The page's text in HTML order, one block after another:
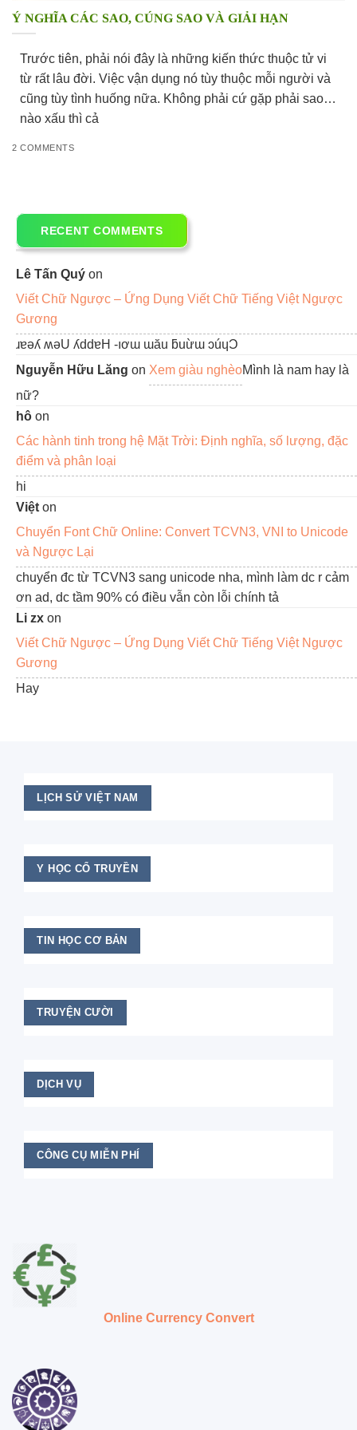
Ý NGHĨA CÁC SAO, CÚNG SAO VÀ GIẢI HẠN
Trước tiên, phải nói đây là những kiến thức thuộc tử vi
từ rất lâu đời. Việc vận dụng nó tùy thuộc mỗi người và
cũng tùy tình huống nữa. Không phải cứ gặp phải sao
nào xấu thì cả
2 COMMENTS
RECENT COMMENTS
Lê Tấn Quý on
Viết Chữ Ngược – Ứng Dụng Viết Chữ Tiếng Việt Ngược
Gương
ɹɐǝʎ ʍǝU ʎddɐH -ıơɯ ɯău ƃuừɯ ɔúɥƆ
Nguyễn Hữu Lăng on Xem giàu nghèoMình là nam hay là
nữ?
hô on
Các hành tinh trong hệ Mặt Trời: Định nghĩa, số lượng, đặc
điểm và phân loại
hi
Việt on
Chuyển Font Chữ Online: Convert TCVN3, VNI to Unicode
và Ngược Lại
chuyển đc từ TCVN3 sang unicode nha, mình làm dc r cảm
ơn ad, dc tầm 90% có điều vẫn còn lỗi chính tả
Li zx on
Viết Chữ Ngược – Ứng Dụng Viết Chữ Tiếng Việt Ngược
Gương
Hay
LỊCH SỬ VIỆT NAM
Y HỌC CỔ TRUYỀN
TIN HỌC CƠ BẢN
TRUYỆN CƯỜI
DỊCH VỤ
CÔNG CỤ MIỄN PHÍ
Online Currency Convert